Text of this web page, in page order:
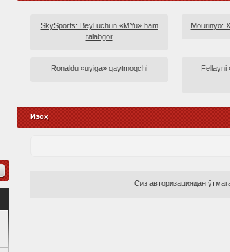
SkySports: Beyl uchun «MYu» ham
talabgor
Mourinyo:
Ronaldu «uyiga» qaytmoqchi
Fellayni
Изоҳ
Сиз авторизациядан